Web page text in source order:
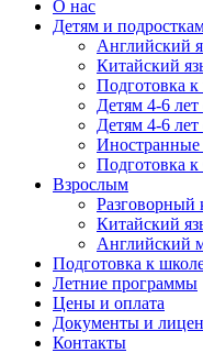
О нас
Детям и
Английский
Китайский
Подготовка
Детям 4-6
Детям 4-6
Подготовка
Взрослым
Разговорный
Китайский
Английский
Подготовка к
Летние программы
Цены и оплата
Документы и
Контакты